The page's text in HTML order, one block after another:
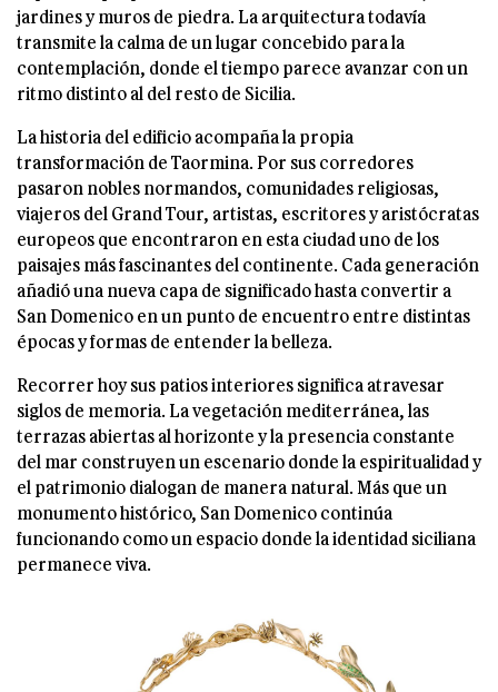
jardines y muros de piedra. La arquitectura todavía
transmite la calma de un lugar concebido para la
contemplación, donde el tiempo parece avanzar con un
ritmo distinto al del resto de Sicilia.
La historia del edificio acompaña la propia
transformación de Taormina. Por sus corredores
pasaron nobles normandos, comunidades religiosas,
viajeros del Grand Tour, artistas, escritores y aristócratas
europeos que encontraron en esta ciudad uno de los
paisajes más fascinantes del continente. Cada generación
añadió una nueva capa de significado hasta convertir a
San Domenico en un punto de encuentro entre distintas
épocas y formas de entender la belleza.
Recorrer hoy sus patios interiores significa atravesar
siglos de memoria. La vegetación mediterránea, las
terrazas abiertas al horizonte y la presencia constante
del mar construyen un escenario donde la espiritualidad y
el patrimonio dialogan de manera natural. Más que un
monumento histórico, San Domenico continúa
funcionando como un espacio donde la identidad siciliana
permanece viva.